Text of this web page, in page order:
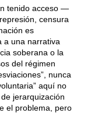
tenido acceso —
censura
es
a una narrativa
soberana o la
del régimen
nunca
aquí no
jerarquización
el problema, pero